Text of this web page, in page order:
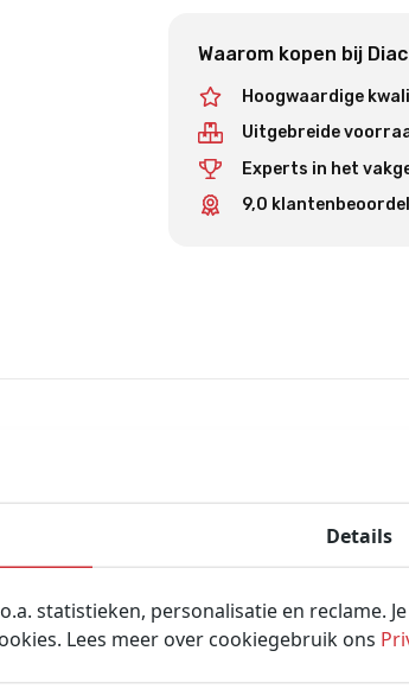
Waarom kopen bij
Hoogwaardige
Uitgebreide
Experts in het
9,0
pompen (niet inbegrepen).
en bedieningsmogelijkheden.
Details
statistieken, personalisatie en reclame.
Lees meer over cookiegebruik ons